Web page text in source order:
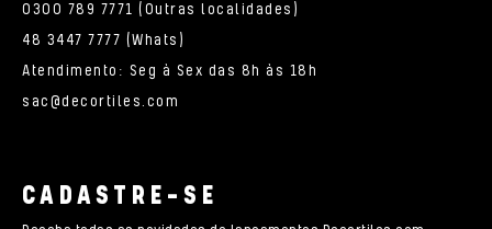
0300 789 7771 (Outras localidades)
48 3447 7777 (Whats)
Atendimento: Seg à Sex das 8h às 18h
sac@decortiles.com
CADASTRE-SE